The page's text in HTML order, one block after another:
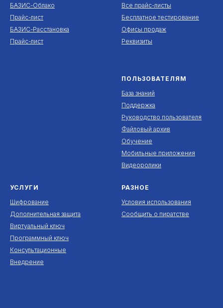
БАЗИС-Облако
Прайс-лист
БАЗИС-Расстановка
Прайс-лист
Все прайс-листы
Бесплатное тестирование
Офисы продаж
Реквизиты
ПОЛЬЗОВАТЕЛЯМ
База знаний
Поддержка
Руководство пользователя
Файловый архив
Обучение
Мобильные приложения
Видеоролики
УСЛУГИ
Шифрование
Дополнительная защита
Виртуальный ключ
Программный ключ
Консультационные
Внедрение
РАЗНОЕ
Условия использования
Сообщить о пиратстве